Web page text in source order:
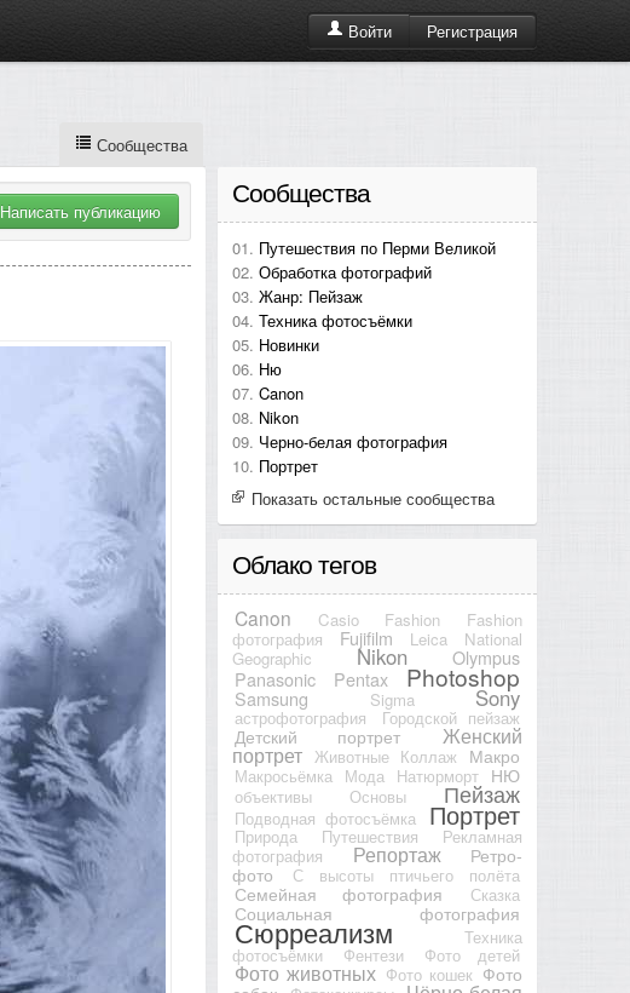
Войти Регистрация
Сообщества
Написать публикацию
Сообщества
Путешествия по Перми Великой
Обработка фотографий
Жанр: Пейзаж
Техника фотосъёмки
Новинки
Ню
Canon
Nikon
Черно-белая фотография
Портрет
Показать остальные сообщества
Облако тегов
Canon Casio Fashion
Fashion
фотография
Fujifilm Leica
National
Geographic
Nikon
Olympus
Panasonic
Pentax Photoshop
Samsung Sigma Sony
астрофотография Городской пейзаж
Детский портрет Женский
портрет Животные Коллаж Макро
Макросьёмка Мода Натюрморт НЮ
объективы Основы Пейзаж
Подводная фотосъёмка Портрет
Природа Путешествия
Рекламная
фотография
Репортаж Ретро-
фото С высоты птичьего полёта
Семейная фотография Сказка
Социальная фотография
Сюрреализм Техника
фотосъёмки Фентези Фото детей
Фото животных Фото кошек Фото